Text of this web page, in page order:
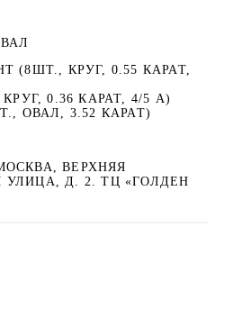
(8ШТ., КРУГ, 0.55 КАРАТ,
0.36 КАРАТ, 4/5 А)
ОВАЛ, 3.52 КАРАТ)
ВЕРХНЯЯ
Д. 2. ТЦ «ГОЛДЕН